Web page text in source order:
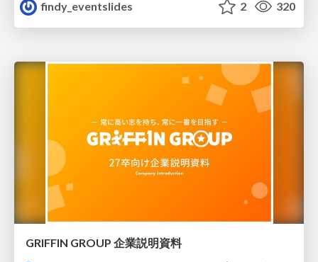
findy_eventslides
2 320
GRIFFIN GROUP 企業説明資料